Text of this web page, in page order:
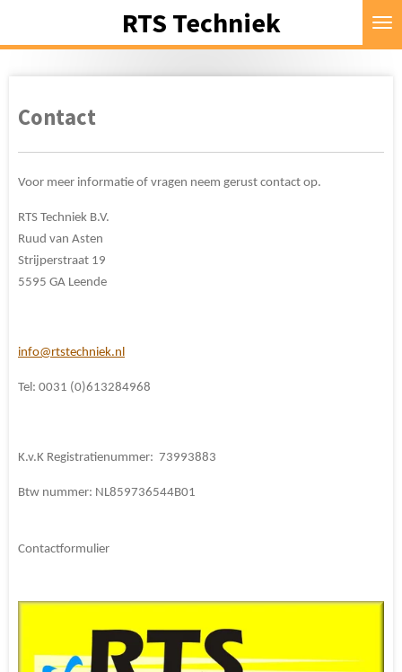
RTS Techniek
Contact
Voor meer informatie of vragen neem gerust contact op.
RTS Techniek B.V.
Ruud van Asten
Strijperstraat 19
5595 GA Leende
info@rtstechniek.nl
Tel: 0031 (0)613284968
K.v.K Registratienummer: 73993883
Btw nummer: NL859736544B01
Contactformulier